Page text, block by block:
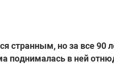
странным, но за все 90
поднималась в ней